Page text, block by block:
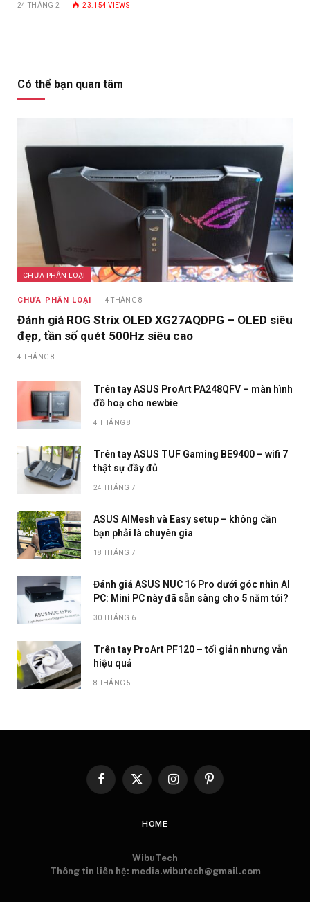
24 THÁNG 2 23.154VIEWS
Có thể bạn quan tâm
CHƯA PHÂN LOẠI
CHƯA PHÂN LOẠI 4 THÁNG 8
Đánh giá ROG Strix OLED XG27AQDPG – OLED siêu
đẹp, tần số quét 500Hz siêu cao
4 THÁNG 8
Trên tay ASUS ProArt PA248QFV – màn hình
đồ hoạ cho newbie
4 THÁNG 8
Trên tay ASUS TUF Gaming BE9400 – wifi 7
thật sự đầy đủ
24 THÁNG 7
ASUS AIMesh và Easy setup – không cần
bạn phải là chuyên gia
18 THÁNG 7
Đánh giá ASUS NUC 16 Pro dưới góc nhìn AI
PC: Mini PC này đã sẵn sàng cho 5 năm tới?
30 THÁNG 6
Trên tay ProArt PF120 – tối giản nhưng vẫn
hiệu quả
8 THÁNG 5
Facebook
X
InstagramPinterest
HOME
WibuTech
Thông tin liên hệ: media.wibutech@gmail.com